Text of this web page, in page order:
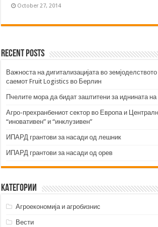
October 27, 2014
Recent Posts
Важноста на дигитализацијата во
саемот Fruit Logistics во Берлин
Пчелите мора да бидат заштитени за иднината
Агро-прехранбениот сектор во Европа и
“иновативен” и “инклузивен”
ИПАРД грантови за насади од лешник
ИПАРД грантови за насади од орев
Категории
Агроекономија и агробизнис
Вести